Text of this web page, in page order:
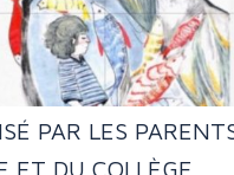
PAR LES
ET DU COLLÈGE